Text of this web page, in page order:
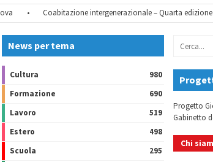
Coabitazione intergenerazionale – Quarta edizione
News per tema
Cultura
980
Formazione
690
Lavoro
519
Estero
498
Scuola
295
Progetto
Gabinetto
Chi